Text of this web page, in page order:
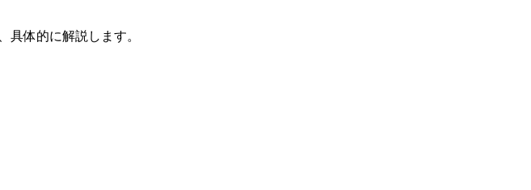
具体的に解説します。